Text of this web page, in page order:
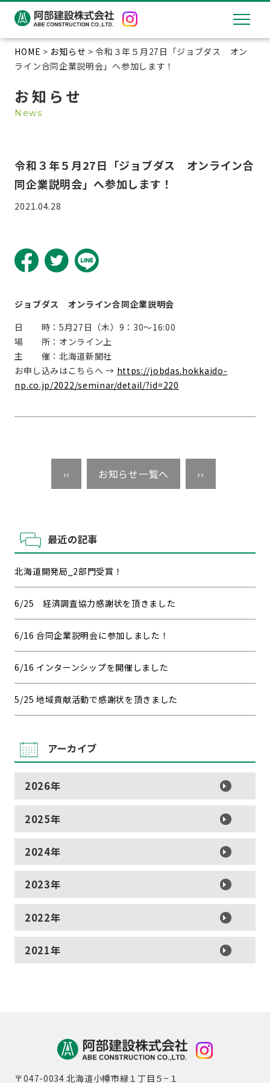
HOME > お知らせ > 令和３年５月27日「ジョブダス オン
ライン合同企業説明会」へ参加します！
お知らせ
News
令和３年５月27日「ジョブダス オンライン合
同企業説明会」へ参加します！
2021.04.28
ジョブダス オンライン合同企業説明会
日 時：5月27日（木）9：30～16:00
場 所：オンライン上
主 催：北海道新聞社
お申し込みはこちらへ → https://jobdas.hokkaido-
np.co.jp/2022/seminar/detail/?id=220
‹‹ お知らせ一覧へ ››
最近の記事
北海道開発局_2部門受賞！
6/25 経済調査協力感謝状を頂きました
6/16 合同企業説明会に参加しました！
6/16 インターンシップを開催しました
5/25 地域貢献活動で感謝状を頂きました
アーカイブ
2026年
2025年
2024年
2023年
2022年
2021年
〒047-0034 北海道小樽市緑１丁目５−１